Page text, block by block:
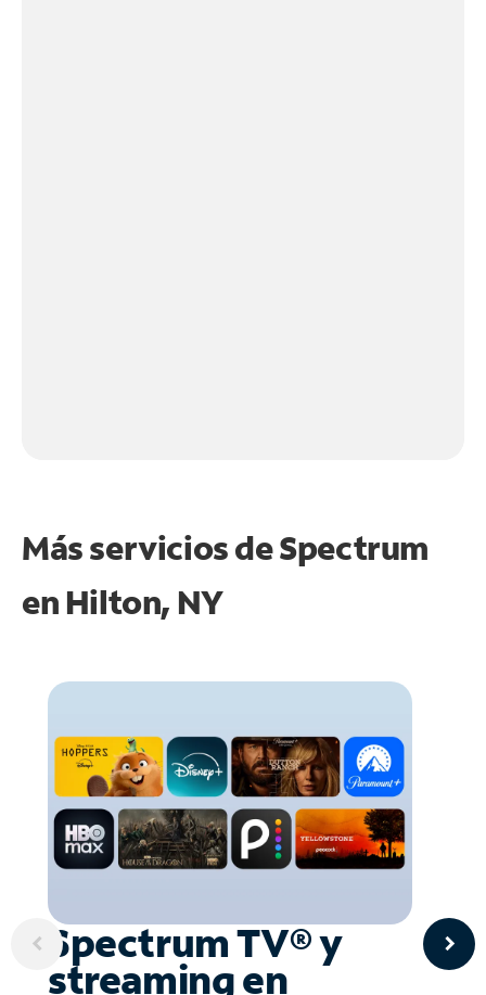
Más servicios de Spectrum
en Hilton, NY
Spectrum TV® y
streaming en